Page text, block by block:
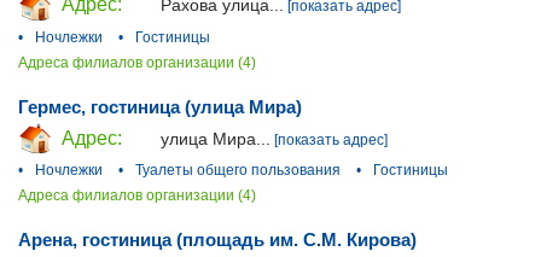
Рахова улица...
[показать адрес]
•
Ночлежки •
Гостиницы
Адреса филиалов организации (4)
Гермес, гостиница (улица Мира)
Адрес:
улица Мира...
[показать адрес]
•
Ночлежки • Туалеты общего пользования •
Гостиницы
Адреса филиалов организации (4)
Арена, гостиница (площадь им. С.М. Кирова)